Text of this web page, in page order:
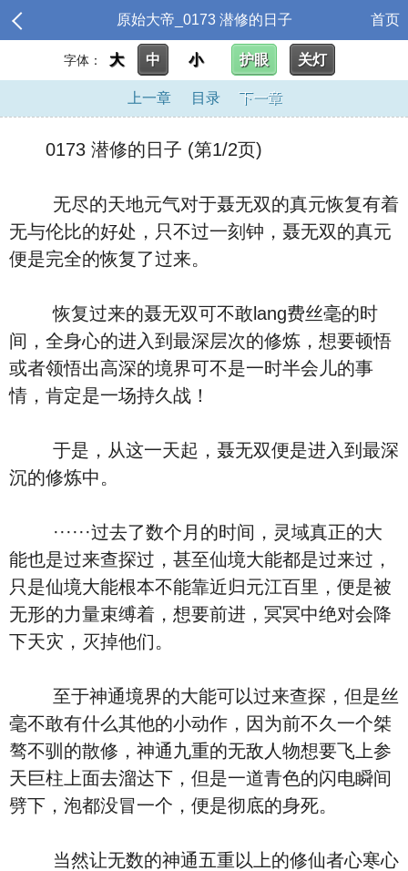
原始大帝_0173 潜修的日子 首页
字体： 大 中 小 护眼 关灯
上一章 目录 下一章
0173 潜修的日子 (第1/2页)
无尽的天地元气对于聂无双的真元恢复有着
无与伦比的好处，只不过一刻钟，聂无双的真元
便是完全的恢复了过来。
恢复过来的聂无双可不敢lang费丝毫的时
间，全身心的进入到最深层次的修炼，想要顿悟
或者领悟出高深的境界可不是一时半会儿的事
情，肯定是一场持久战！
于是，从这一天起，聂无双便是进入到最深
沉的修炼中。
······过去了数个月的时间，灵域真正的大
能也是过来查探过，甚至仙境大能都是过来过，
只是仙境大能根本不能靠近归元江百里，便是被
无形的力量束缚着，想要前进，冥冥中绝对会降
下天灾，灭掉他们。
至于神通境界的大能可以过来查探，但是丝
毫不敢有什么其他的小动作，因为前不久一个桀
骜不驯的散修，神通九重的无敌人物想要飞上参
天巨柱上面去溜达下，但是一道青色的闪电瞬间
劈下，泡都没冒一个，便是彻底的身死。
当然让无数的神通五重以上的修仙者心寒心